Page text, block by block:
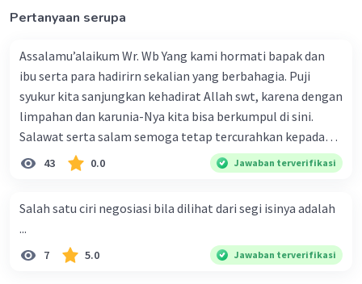
memerankan tokoh.
Dengan meningkatkan kualitas akting pada unsur-unsur
di atas, pemain A dapat memperbaiki penampilannya
dalam memerankan tokoh Adinda dengan lebih baik.
Beri Rating·0.0(0) Balas
Pertanyaan serupa
Assalamu’alaikum Wr. Wb Yang kami hormati bapak dan
ibu serta para hadirirn sekalian yang berbahagia. Puji
syukur kita sanjungkan kehadirat Allah swt, karena dengan
limpahan dan karunia-Nya kita bisa berkumpul di sini.
Salawat serta salam semoga tetap tercurahkan kepada
junjungan Nabi besar Muhammad saw, karena beliau
menyiarkan agama yang haq, yakni agama islam, agama
ke dalam umat-Nya yang diberkahi. Amin ya rabbal alamin.
Hadirin sekalian yang berbahagia! Dirasa amat penting
sekali jiwa sosial untuk diterapkan di lingkungan keluarga,
43 0.0 Jawaban terverifikasi
Salah satu ciri negosiasi bila dilihat dari segi isinya adalah
...
7 5.0 Jawaban terverifikasi